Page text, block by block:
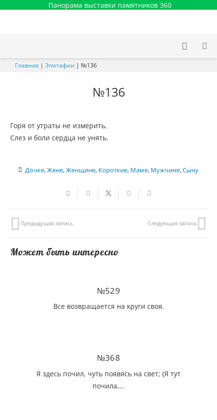
Панорама выставки памятников 360
Главная | Эпитафии | №136
№136
Горя от утраты не измерить,
Слез и боли сердца не унять.
Дочке,Жене,Женщине, Короткие, Маме, Мужчине,Сыну
Предыдущая запись Следующая запись
Может быть интересно
№529
Все возвращается на круги своя.
№368
Я здесь почил, чуть появясь на свет; (Я тут
почила,…